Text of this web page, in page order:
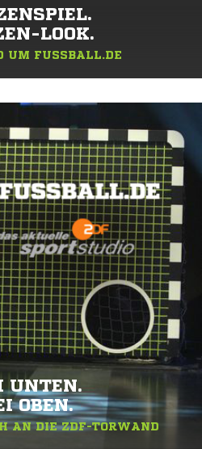
LOOK.
UM FUSSBALL.DE
UNTEN.
OBEN.
AN DIE ZDF-TORWAND